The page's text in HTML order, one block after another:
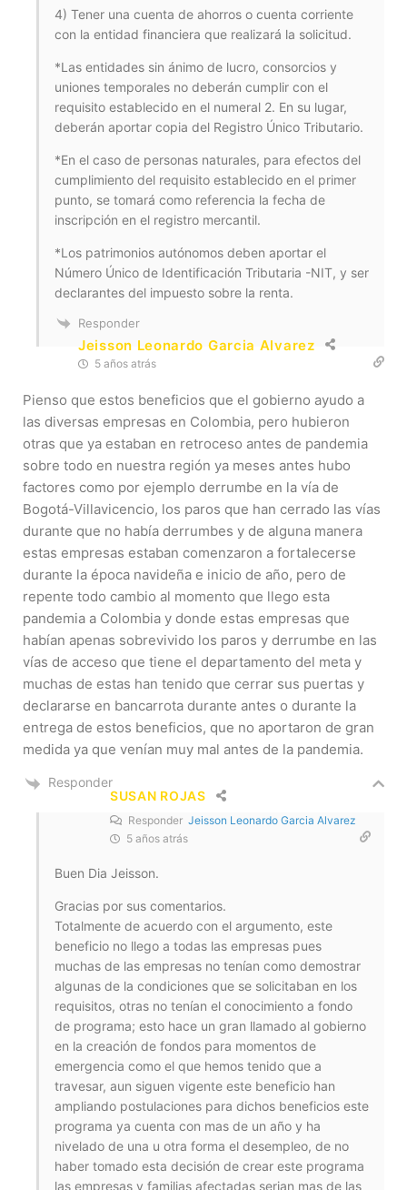
4) Tener una cuenta de ahorros o cuenta corriente
con la entidad financiera que realizará la solicitud.
*Las entidades sin ánimo de lucro, consorcios y
uniones temporales no deberán cumplir con el
requisito establecido en el numeral 2. En su lugar,
deberán aportar copia del Registro Único Tributario.
*En el caso de personas naturales, para efectos del
cumplimiento del requisito establecido en el primer
punto, se tomará como referencia la fecha de
inscripción en el registro mercantil.
*Los patrimonios autónomos deben aportar el
Número Único de Identificación Tributaria -NIT, y ser
declarantes del impuesto sobre la renta.
Responder
Jeisson Leonardo Garcia Alvarez
5 años atrás
Pienso que estos beneficios que el gobierno ayudo a
las diversas empresas en Colombia, pero hubieron
otras que ya estaban en retroceso antes de pandemia
sobre todo en nuestra región ya meses antes hubo
factores como por ejemplo derrumbe en la vía de
Bogotá-Villavicencio, los paros que han cerrado las vías
durante que no había derrumbes y de alguna manera
estas empresas estaban comenzaron a fortalecerse
durante la época navideña e inicio de año, pero de
repente todo cambio al momento que llego esta
pandemia a Colombia y donde estas empresas que
habían apenas sobrevivido los paros y derrumbe en las
vías de acceso que tiene el departamento del meta y
muchas de estas han tenido que cerrar sus puertas y
declararse en bancarrota durante antes o durante la
entrega de estos beneficios, que no aportaron de gran
medida ya que venían muy mal antes de la pandemia.
Responder
SUSAN ROJAS
Responder Jeisson Leonardo Garcia Alvarez
5 años atrás
Buen Dia Jeisson.
Gracias por sus comentarios.
Totalmente de acuerdo con el argumento, este
beneficio no llego a todas las empresas pues
muchas de las empresas no tenían como demostrar
algunas de la condiciones que se solicitaban en los
requisitos, otras no tenían el conocimiento a fondo
de programa; esto hace un gran llamado al gobierno
en la creación de fondos para momentos de
emergencia como el que hemos tenido que a
travesar, aun siguen vigente este beneficio han
ampliando postulaciones para dichos beneficios este
programa ya cuenta con mas de un año y ha
nivelado de una u otra forma el desempleo, de no
haber tomado esta decisión de crear este programa
las empresas y familias afectadas serian mas de las